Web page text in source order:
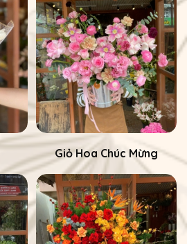
Giỏ Hoa Chúc Mừng